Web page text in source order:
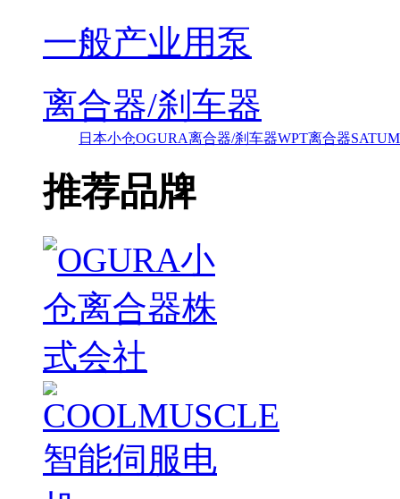
一般产业用泵
离合器/刹车器
日本小仓OGURA离合器/刹车器WPT离合器
推荐品牌